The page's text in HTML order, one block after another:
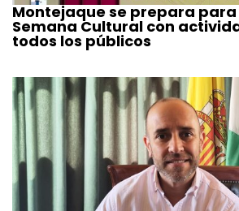
Montejaque se prepara
Semana Cultural con
todos los públicos